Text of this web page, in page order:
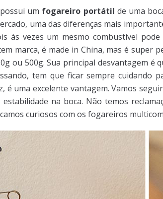
um fogareiro portátil de uma
uma das diferenças mais
às vezes um mesmo combustível
marca, é made in China, mas é super
ou 500g. Sua principal desvantagem é
tem que ficar sempre cuidando
é uma excelente vantagem. Vamos
na boca. Não temos
curiosos com os fogareiros